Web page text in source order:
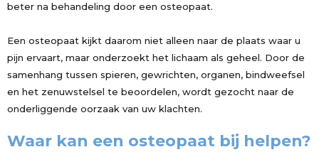
beter na behandeling door een osteopaat.
Een osteopaat kijkt daarom niet alleen naar de plaats waar u
pijn ervaart, maar onderzoekt het lichaam als geheel. Door de
samenhang tussen spieren, gewrichten, organen, bindweefsel
en het zenuwstelsel te beoordelen, wordt gezocht naar de
onderliggende oorzaak van uw klachten.
Waar kan een osteopaat bij helpen?